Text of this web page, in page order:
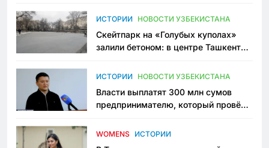
Узбекистане
ИСТОРИИ НОВОСТИ УЗБЕКИСТАНА
Скейтпарк на «Голубых куполах»
залили бетоном: в центре Ташкента
пространство
ИСТОРИИ НОВОСТИ УЗБЕКИСТАНА
Власти выплатят 300 млн сумов
предпринимателю, который провёл
приговору
WOMENS ИСТОРИИ